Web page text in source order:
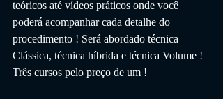
teóricos até vídeos práticos onde você
poderá acompanhar cada detalhe do
procedimento ! Será abordado técnica
Clássica, técnica híbrida e técnica Volume !
Três cursos pelo preço de um !